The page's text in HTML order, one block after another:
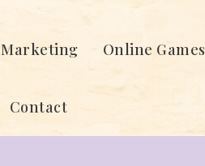
Marketing Online Games
Contact